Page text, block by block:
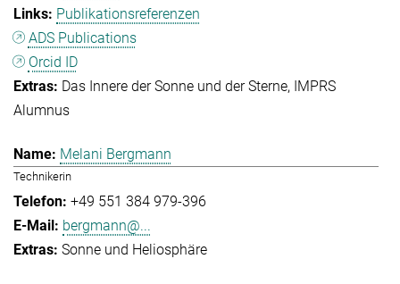
Publikationsreferenzen
ADS Publications
Orcid ID
Das Innere der Sonne und der Sterne IMPRS
Alumnus
Melani Bergmann
Technikerin
+49 551 384 979-396
bergmann@...
Sonne und Heliosphäre